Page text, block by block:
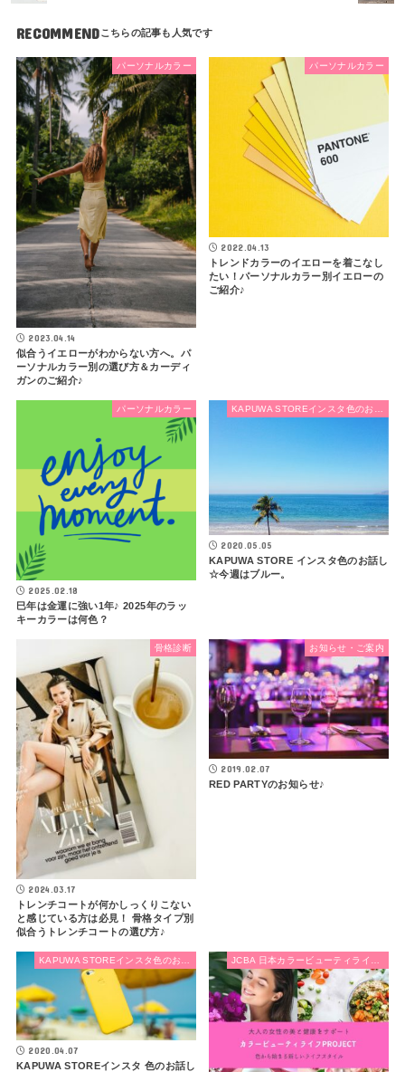
RECOMMEND
パーソナルカラー
2023.04.14
似合うイエローがわからない方へ。パ
ーソナルカラー別の選び方＆カーディ
ガンのご紹介♪
パーソナルカラー
2022.04.13
トレンドカラーのイエローを着こなし
たい！パーソナルカラー別イエローの
ご紹介♪
パーソナルカラー
2025.02.18
巳年は金運に強い1年♪ 2025年のラッ
キーカラーは何色？
2020.05.05
KAPUWA STORE インスタ色のお話し
☆今週はブルー。
骨格診断
2024.03.17
トレンチコートが何かしっくりこない
と感じている方は必見！ 骨格タイプ別
似合うトレンチコートの選び方♪
お知らせ・ご案内
2019.02.07
RED PARTYのお知らせ♪
2020.04.07
KAPUWA STOREインスタ 色のお話し